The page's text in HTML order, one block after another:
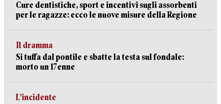
Cure dentistiche, sport e incentivi sugli assorbenti
per le ragazze: ecco le nuove misure della Regione
Il dramma
Si tuffa dal pontile e sbatte la testa sul fondale:
morto un 17enne
L’incidente